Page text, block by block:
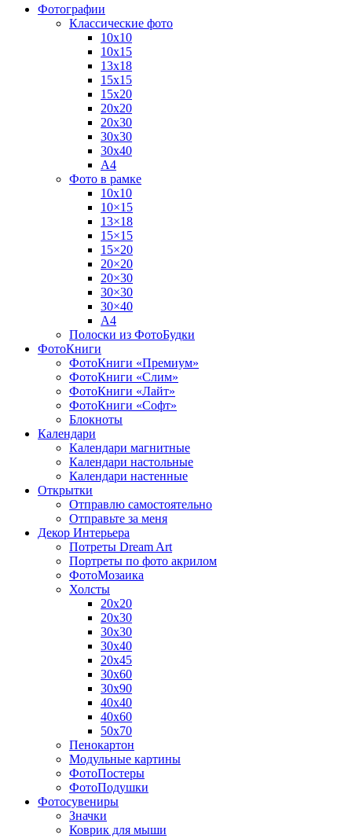
Фотографии
Классические фото
10х10
10х15
13х18
15х15
15х20
20х20
20х30
30х30
30х40
А4
Фото в рамке
10х10
10×15
13×18
15×15
15×20
20×20
20×30
30×30
30×40
A4
Полоски из ФотоБудки
ФотоКниги
ФотоКниги «Премиум»
ФотоКниги «Слим»
ФотоКниги «Лайт»
ФотоКниги «Софт»
Блокноты
Календари
Календари магнитные
Календари настольные
Календари настенные
Открытки
Отправлю самостоятельно
Отправьте за меня
Декор Интерьера
Потреты Dream Art
Портреты по фото акрилом
ФотоМозаика
Холсты
20х20
20х30
30х30
30х40
20х45
30х60
30х90
40х40
40х60
50х70
Пенокартон
Модульные картины
ФотоПостеры
ФотоПодушки
Фотоcувениры
Значки
Коврик для мыши